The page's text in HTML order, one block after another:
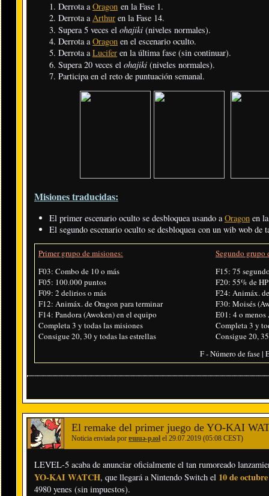
Derrota aOragon en la Fase 1.
Derrota aArthur en la Fase 14.
Supera 5 veces el ohajiki (niveles normales).
Derrota aOragon en el escenario oculto.
Derrota aLucifer en la última fase (sin continuar).
Supera 20 veces el ohajiki (niveles normales).
Participa en el reto de puntuación semanal.
Misiones traducidas:
El primer escenario oculto se desbloquea usando a Oragon en
El segundo escenario oculto se desbloquea con un wib wob de
Primer grupo de misiones:
F03: Combo de 10 o más
F05: 100.000 puntos
F09: 2 delirios o más
F12: Animáx. de Oragon para terminar
F14: Pandora (Awoken) en el equipo
Completa 3 y todas las misiones
Consigue 20, 30 y todas las estrellas
Segundo grupo
F15: 75
F20: 55% de
F24: Animáx.
F30: Moisés
E01: 4 o
Completa 3 y
Consigue 20,
F - Número de fase |
El remake del primer juego de YO-KAI
Noticia enviada por ɐɯuǝ-pɹol el 29.07.2019 (05:08 CEST)
LEVEL-5 acaba de anunciar oficialmente el tan rumoreado
YO-KAI WATCH, que llegará a Nintendo Switch el 10 de
4980 yenes (sin impuestos).